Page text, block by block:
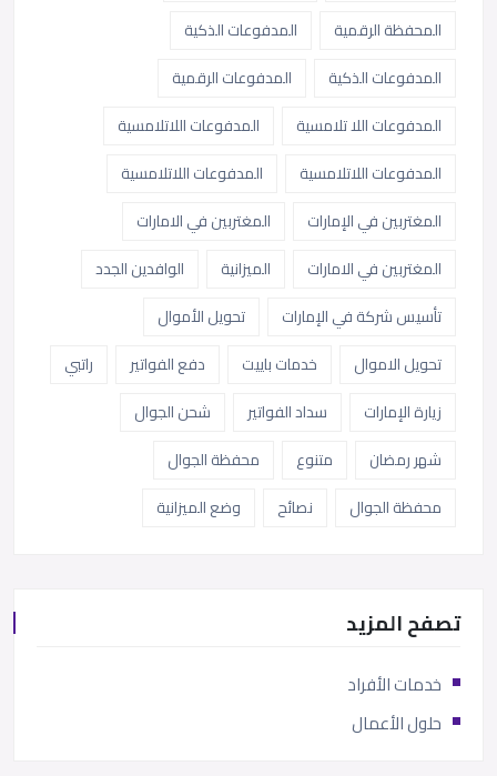
المحفظة الرقمية
المدفوعات الذكية
المدفوعات الذكية
المدفوعات الرقمية
المدفوعات اللا تلامسية
المدفوعات اللاتلامسية
المدفوعات اللاتلامسية
المدفوعات اللاتلامسية
المغتربين في الإمارات
المغتربين في الامارات
المغتربين في الامارات
الميزانية
الوافدين الجدد
تأسيس شركة في الإمارات
تحويل الأموال
تحويل الاموال
خدمات باييت دفع الفواتير
راتبي
زيارة الإمارات
سداد الفواتير
شحن الجوال
شهر رمضان
متنوع
محفظة الجوال
محفظة الجوال
نصائح وضع الميزانية
تصفح المزيد
خدمات الأفراد
حلول الأعمال